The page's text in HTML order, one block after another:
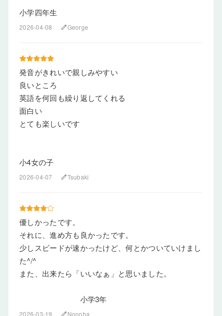
小学四年生
2026-04-08 editGeorge
発音がきれいで親しみやすい
良いところ
英語を何回も繰り返してくれる
面白い
とても楽しいです
小4女の子
2026-04-07 editTsubaki
優しかったです。
それに、進め方も良かったです。
少しスピードが速かったけど、何とかついていけまし
た^/^
また、出来たら「いいなぁ」と思いました。
小学3年
2026-03-19 editNonoha